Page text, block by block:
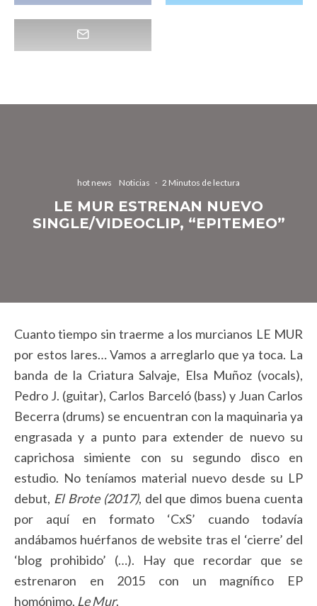
hot news Noticias · 2 Minutos de lectura
LE MUR ESTRENAN NUEVO
SINGLE/VIDEOCLIP, “EPITEMEO”
Cuanto tiempo sin traerme a los murcianos LE MUR
por estos lares… Vamos a arreglarlo que ya toca. La
banda de la Criatura Salvaje, Elsa Muñoz (vocals),
Pedro J. (guitar), Carlos Barceló (bass) y Juan Carlos
Becerra (drums) se encuentran con la maquinaria ya
engrasada y a punto para extender de nuevo su
caprichosa simiente con su segundo disco en
estudio. No teníamos material nuevo desde su LP
debut, El Brote (2017), del que dimos buena cuenta
por aquí en formato ‘CxS’ cuando todavía
andábamos huérfanos de website tras el ‘cierre’ del
‘blog prohibido’ (…). Hay que recordar que se
estrenaron en 2015 con un magnífico EP
homónimo, Le Mur.